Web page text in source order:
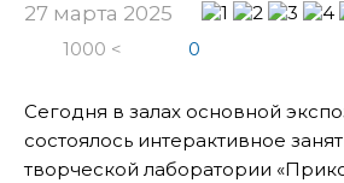
27 марта 2025
1000 < 0
Сегодня в залах основной
состоялось интерактивное
творческой лаборатории